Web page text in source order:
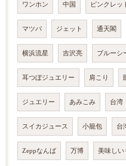
ワンホン 中国 ピンクレッ
マツパ ジェット 通天閣
横浜流星 吉沢亮 ブルーシ
耳つぼジュエリー 肩こり
ジュエリー あみこみ 台湾
スイカジュース 小籠包 台
Zeppなんば 万博 美味しい